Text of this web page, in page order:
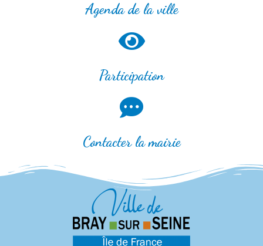
Agenda de la ville
Participation
Contacter la mairie